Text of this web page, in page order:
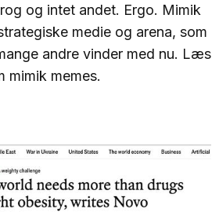
og intet andet. Ergo. Mimik
medie og arena, som
andre vinder med nu. Læs
mimik memes.